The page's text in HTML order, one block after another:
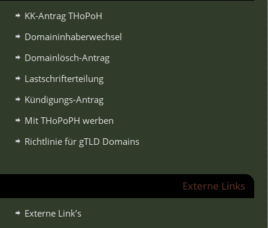
KK-Antrag THoPoH
Domaininhaberwechsel
Domainlösch-Antrag
Lastschrifterteilung
Kündigungs-Antrag
Mit THoPoPH werben
Richtlinie für gTLD Domains
Externe Links
Externe Link’s